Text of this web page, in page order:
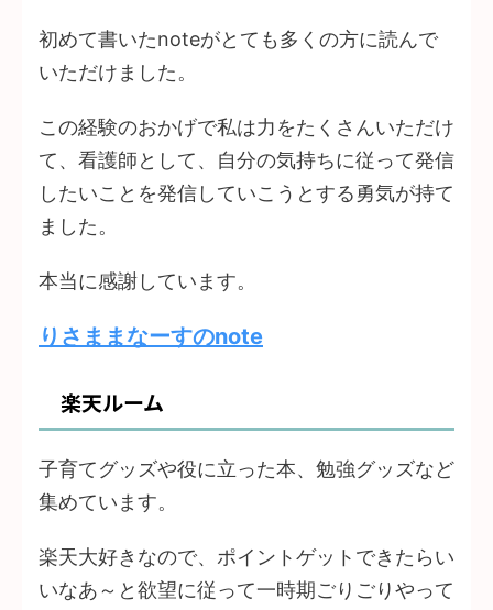
初めて書いたnoteがとても多くの方に読んで
いただけました。
この経験のおかげで私は力をたくさんいただけ
て、看護師として、自分の気持ちに従って発信
したいことを発信していこうとする勇気が持て
ました。
本当に感謝しています。
りさままなーすのnote
楽天ルーム
子育てグッズや役に立った本、勉強グッズなど
集めています。
楽天大好きなので、ポイントゲットできたらい
いなあ～と欲望に従って一時期ごりごりやって